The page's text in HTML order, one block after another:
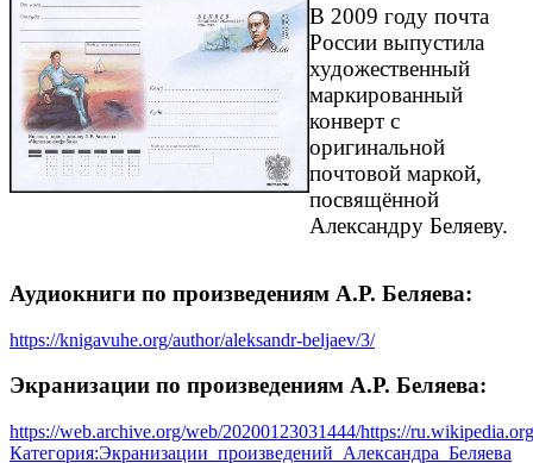
В 2009 году почта
России выпустила
художественный
маркированный
конверт с
оригинальной
почтовой маркой,
посвящённой
Александру Беляеву.
Аудиокниги по произведениям А.Р. Беляева:
https://knigavuhe.org/author/aleksandr-beljaev/3/
Экранизации по произведениям А.Р. Беляева:
https://web.archive.org/web/20200123031444/https://
Категория:Экранизации_произведений_Александра_Беляева